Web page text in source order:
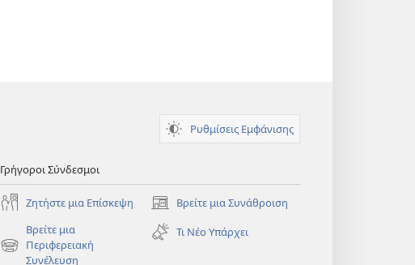
Ρυθμίσεις Εμφάνισης
Γρήγοροι Σύνδεσμοι
Ζητήστε μια Επίσκεψη Βρείτε μια Συνάθροιση
(ανοίγει
νέο
παράθυρο)
Βρείτε μια
Περιφερειακή
Συνέλευση
(ανοίγει
Τι Νέο Υπάρχει